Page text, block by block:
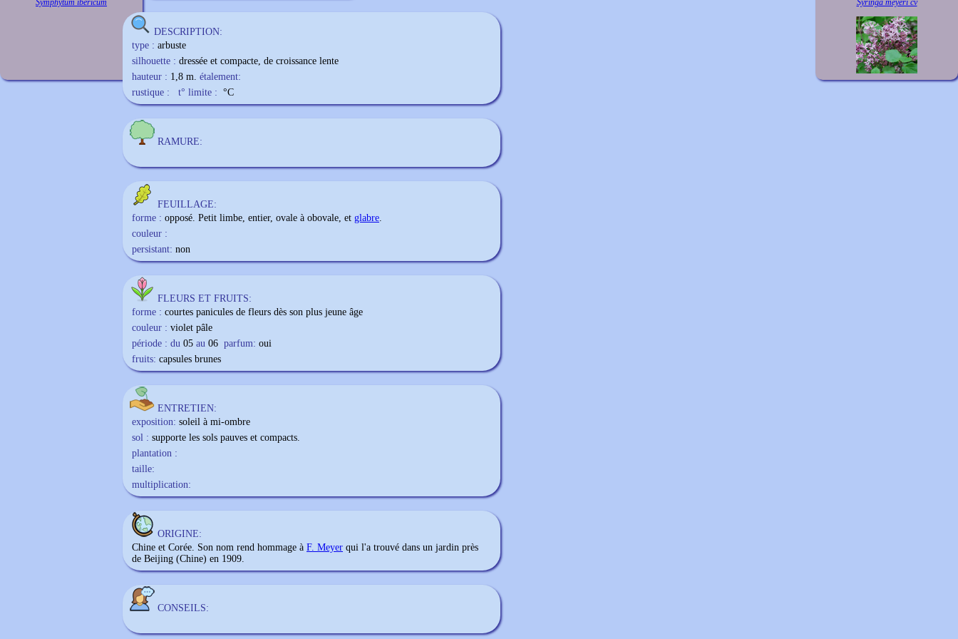
Symphytum ibericum Syringa meyeri cv
DESCRIPTION:
type : arbuste
silhouette : dressée et compacte, de croissance lente
hauteur : 1,8 m. étalement:
rustique :
t° limite : °C
RAMURE:
FEUILLAGE:
forme : opposé. Petit limbe, entier, ovale à obovale, et glabre.
couleur :
persistant: non
FLEURS ET FRUITS:
forme : courtes panicules de fleurs dès son plus jeune âge
couleur : violet pâle
période : du 05 au 06 parfum: oui
fruits: capsules brunes
ENTRETIEN:
exposition: soleil à mi-ombre
sol : supporte les sols pauves et compacts.
plantation :
taille:
multiplication:
ORIGINE:
Chine et Corée. Son nom rend hommage à F. Meyer qui l'a trouvé dans un jardin près
de Beijing (Chine) en 1909.
CONSEILS: